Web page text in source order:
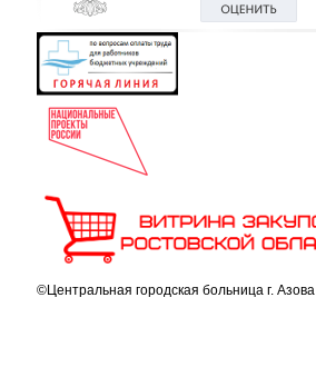
©Центральная городская больница г. Азова